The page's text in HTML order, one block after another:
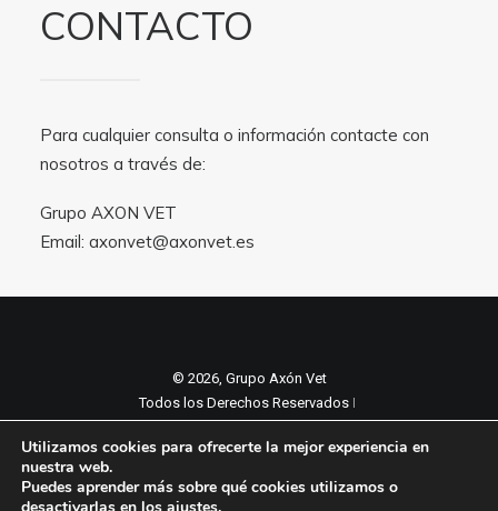
CONTACTO
Para cualquier consulta o información contacte con
nosotros a través de:
Grupo AXON VET
Email: axonvet@axonvet.es
© 2026, Grupo Axón Vet
Todos los Derechos Reservados ǀ
Política de cookies
Utilizamos cookies para ofrecerte la mejor experiencia en
nuestra web.
Puedes aprender más sobre qué cookies utilizamos o